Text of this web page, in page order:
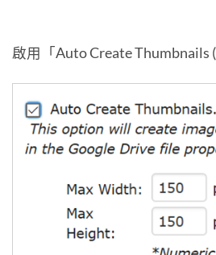
啟用「Auto Create Thumbnails